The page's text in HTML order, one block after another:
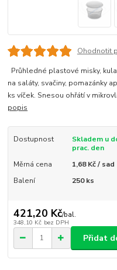
Ohodnotit
Průhledné plastové misky,
na saláty, svačiny, pomazánky
ks víček. Snesou ohřátí v
popis
Dostupnost
Skladem u
prac. den
Měrná cena
1,68 Kč / sad
Balení
250 ks
421,20 Kč/bal.
348,10 Kč bez DPH
Přidat